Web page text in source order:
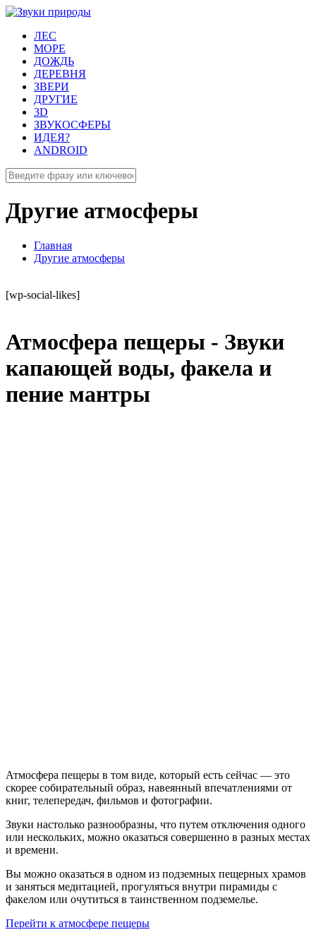
ЛЕС
МОРЕ
ДОЖДЬ
ДЕРЕВНЯ
ЗВЕРИ
ДРУГИЕ
3D
ЗВУКОСФЕРЫ
ИДЕЯ?
ANDROID
Другие атмосферы
Главная
Другие атмосферы
[wp-social-likes]
Атмосфера пещеры - Звуки
капающей воды, факела и
пение мантры
Атмосфера пещеры в том виде, который есть сейчас — это
скорее собирательный образ, навеянный впечатлениями от
книг, телепередач, фильмов и фотографии.
Звуки настолько разнообразны, что путем отключения одного
или нескольких, можно оказаться совершенно в разных местах
и времени.
Вы можно оказаться в одном из подземных пещерных храмов
и заняться медитацией, прогуляться внутри пирамиды с
факелом или очутиться в таинственном подземелье.
Перейти к атмосфере пещеры